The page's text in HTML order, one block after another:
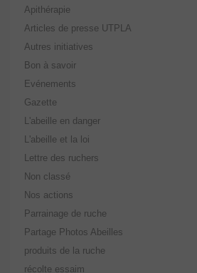
Apithérapie
Articles de presse UTPLA
Autres initiatives
Bon à savoir
Evénements
Gazette
L'abeille en danger
L'abeille et la loi
Lettre des ruchers
Non classé
Nos actions
Parrainage de ruche
Partage Photos Abeilles
produits de la ruche
récolte essaim